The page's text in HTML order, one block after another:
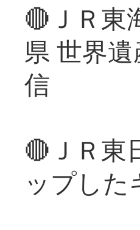
🔴ＪＲ東
県 世界
信
🔴ＪＲ東
ップし